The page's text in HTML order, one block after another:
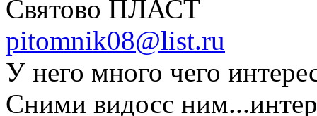
Святово ПЛАСТ
pitomnik08@list.ru
У него много чего
Сними видосс